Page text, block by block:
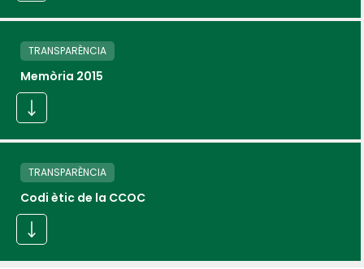
TRANSPARÈNCIA
Memòria 2015
TRANSPARÈNCIA
Codi ètic de la CCOC